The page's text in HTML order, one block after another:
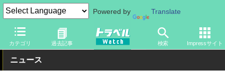
Powered by Translate
カテゴリ 過去記事 検索 Impressサイト
トラベル Watch 地域 国内旅行 関東
ニュース